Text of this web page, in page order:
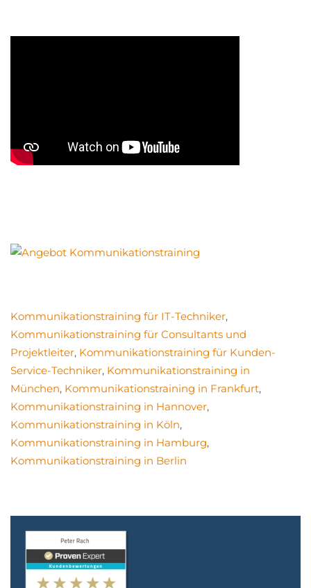
Kommunikationstraining für IT-Techniker,
Kommunikationstraining für Consultants und
Projektleiter, Kommunikationstraining für Kunden-
Service-Techniker, Kommunikationstraining in
München, Kommunikationstraining in Frankfurt,
Kommunikationstraining in Hannover,
Kommunikationstraining in Köln,
Kommunikationstraining in Hamburg,
Kommunikationstraining in Berlin